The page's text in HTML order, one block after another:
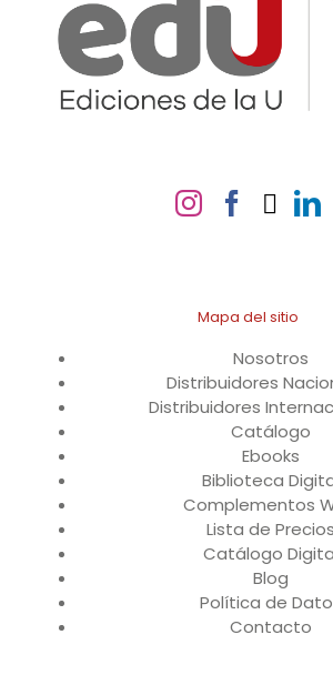
Mapa del sitio
Nosotros
Distribuidores
Distribuidores
Catálogo
Ebooks
Biblioteca
Complementos
Lista de Precios
Catálogo
Blog
Política de
Contacto